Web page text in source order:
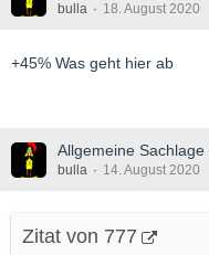
bulla 18. August 2020
+45% Was geht hier ab
Allgemeine
bulla 14. August 2020
Zitat von 777